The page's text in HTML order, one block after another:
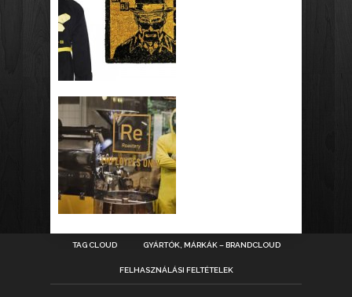
TAG CLOUD GYÁRTÓK, MÁRKÁK – BRANDCLOUD
FELHASZNÁLÁSI FELTÉTELEK